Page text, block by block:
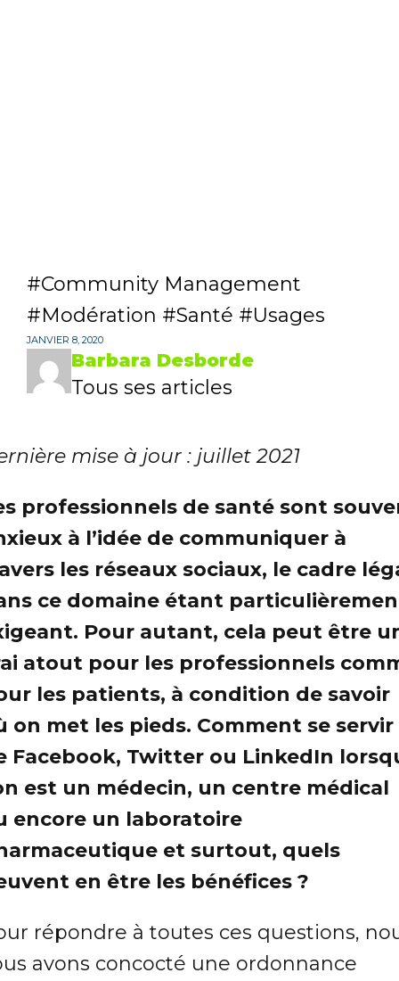
Community Management
Modération
Santé Usages
JANVIER 8, 2020
Barbara Desborde
Tous ses articles
mise à jour : juillet 2021
professionnels de santé sont
à l’idée de communiquer à
les réseaux sociaux, le cadre
ce domaine étant
Pour autant, cela peut être
atout pour les professionnels
les patients, à condition de savoir
on met les pieds. Comment se servir
Facebook, Twitter ou LinkedIn
est un médecin, un centre médical
encore un laboratoire
et surtout, quels
en être les bénéfices ?
répondre à toutes ces questions,
avons concocté une ordonnance